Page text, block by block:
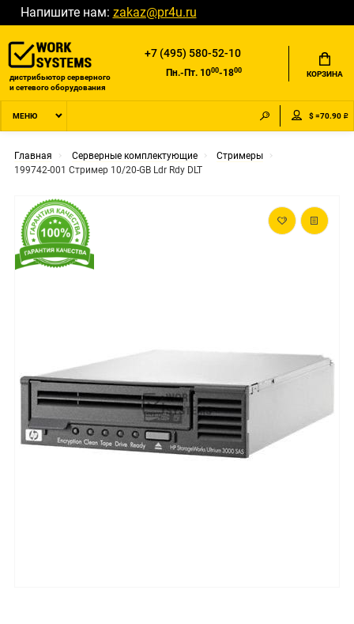
Напишите нам: zakaz@pr4u.ru
дистрибьютор серверного
и сетевого оборудования
+7 (495) 580-52-10
Пн.-Пт. 1000-1800 КОРЗИНА
МЕНЮ $ =70.90 ₽
Главная Серверные комплектующие
Стримеры
199742-001 Стример 10/20-GB Ldr Rdy DLT